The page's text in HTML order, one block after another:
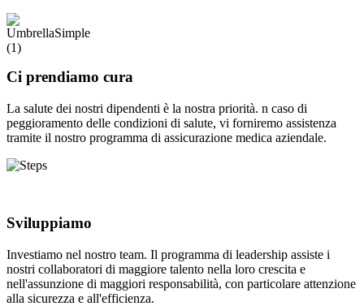
Ci prendiamo cura
La salute dei nostri dipendenti è la nostra priorità. n caso di
peggioramento delle condizioni di salute, vi forniremo assistenza
tramite il nostro programma di assicurazione medica aziendale.
Sviluppiamo
Investiamo nel nostro team. Il programma di leadership assiste i
nostri collaboratori di maggiore talento nella loro crescita e
nell'assunzione di maggiori responsabilità, con particolare attenzione
alla sicurezza e all'efficienza.